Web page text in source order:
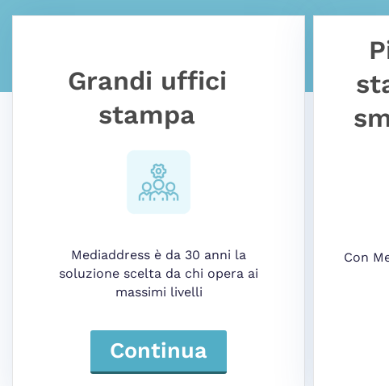
Grandi uffici
stampa
Mediaddress è da 30 anni la
soluzione scelta da chi opera ai
massimi livelli
Continua
Con